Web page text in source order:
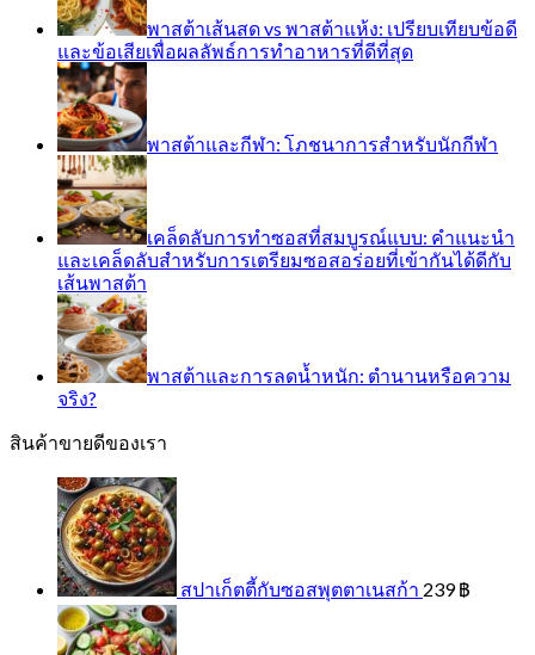
พาสต้าเส้นสด vs พาสต้าแห้ง: เปรียบเทียบข้อดี
และข้อเสียเพื่อผลลัพธ์การทำอาหารที่ดีที่สุด
พาสต้าและกีฬา: โภชนาการสำหรับนักกีฬา
เคล็ดลับการทำซอสที่สมบูรณ์แบบ: คำแนะนำ
และเคล็ดลับสำหรับการเตรียมซอสอร่อยที่เข้ากันได้ดีกับ
เส้นพาสต้า
พาสต้าและการลดน้ำหนัก: ตำนานหรือความ
จริง?
สินค้าขายดีของเรา
สปาเก็ตตี้กับซอสพุตตาเนสก้า 239฿